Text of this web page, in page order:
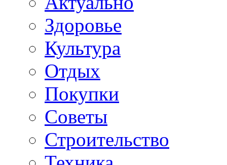
Здоровье
Культура
Отдых
Покупки
Советы
Строительство